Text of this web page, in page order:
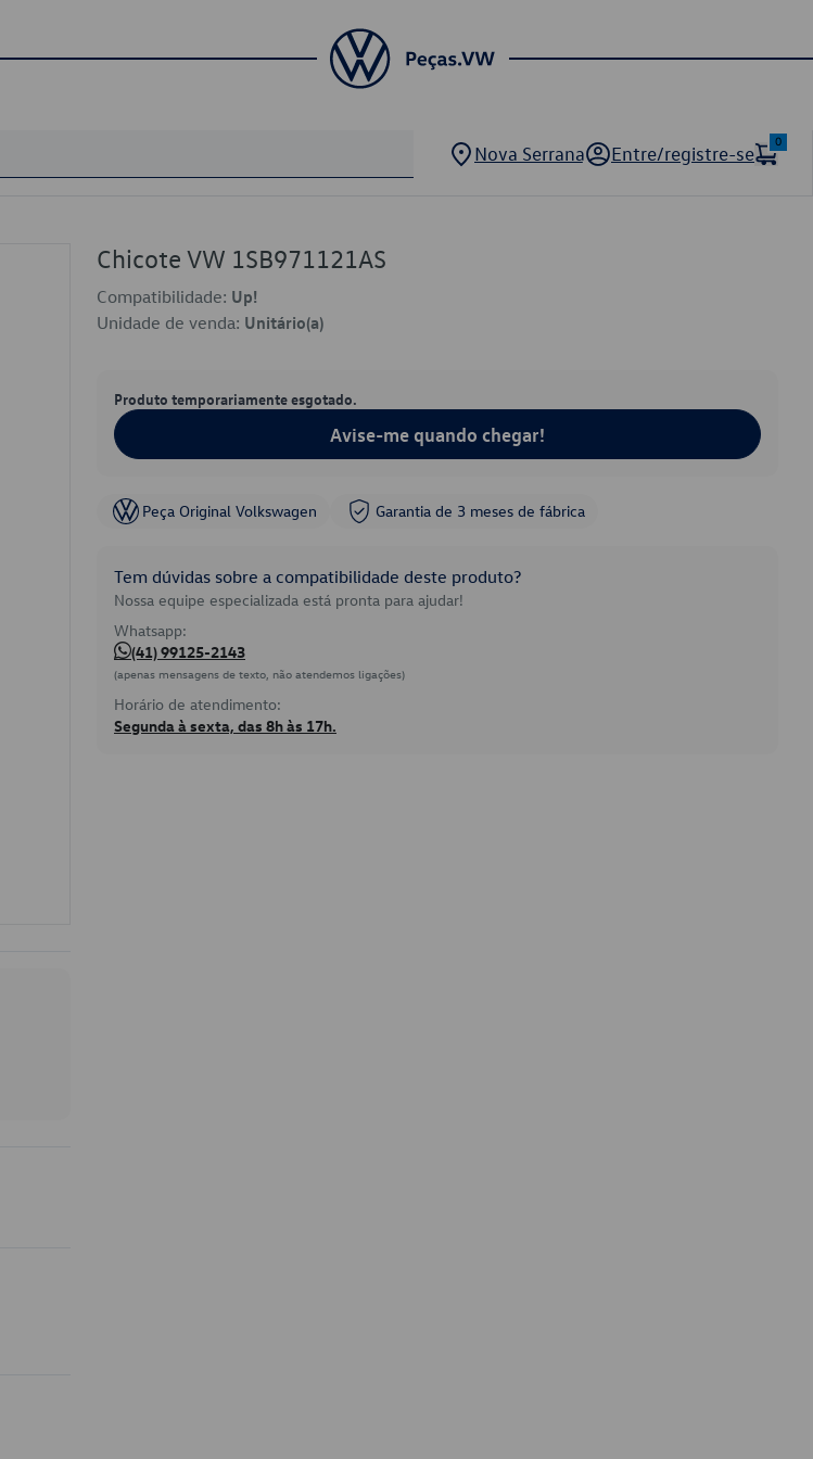
Nova Serrana Entre/registre-se
0
Chicote VW 1SB971121AS
Compatibilidade: Up!
Unidade de venda: Unitário(a)
Produto temporariamente esgotado.
Avise-me quando chegar!
Peça Original Volkswagen Garantia de 3 meses de fábrica
Tem dúvidas sobre a compatibilidade deste produto?
Nossa equipe especializada está pronta para ajudar!
Whatsapp:
(41) 99125-2143
(apenas mensagens de texto, não atendemos ligações)
Horário de atendimento:
Segunda à sexta, das 8h às 17h.